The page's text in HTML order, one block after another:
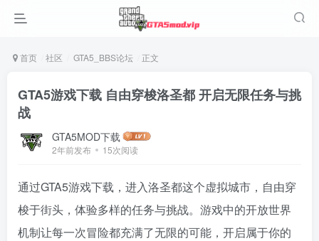
首页 社区 GTA5_BBS论坛 正文
GTA5游戏下载 自由穿梭洛圣都 开启无限任务与挑
战
GTA5MOD下载
2年前发布 15次阅读
通过GTA5游戏下载，进入洛圣都这个虚拟城市，自由穿
梭于街头，体验多样的任务与挑战。游戏中的开放世界
机制让每一次冒险都充满了无限的可能，开启属于你的